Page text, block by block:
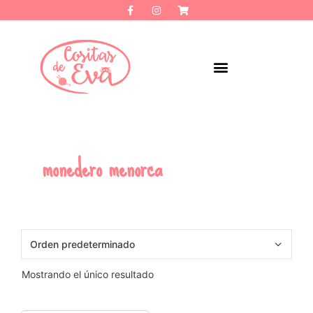
monedero menorca
Mostrando el único resultado